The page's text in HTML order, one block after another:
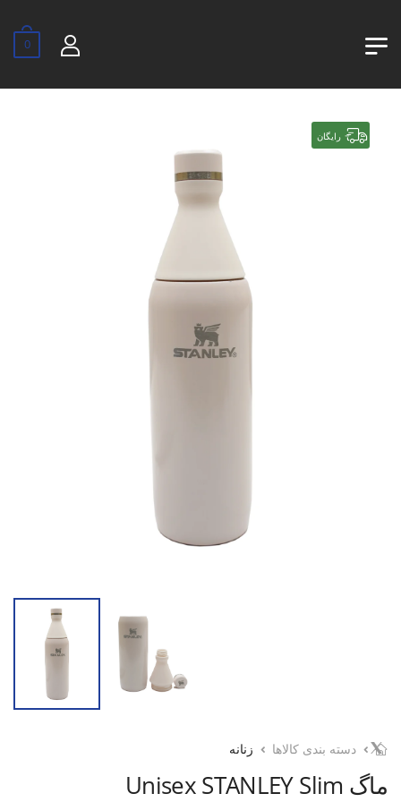
0
رایگان
دسته بندی کالاها زنانه
ماگ Unisex STANLEY Slim